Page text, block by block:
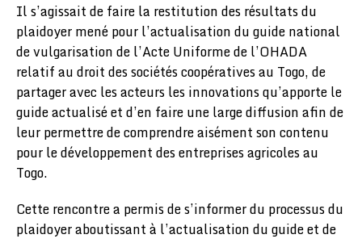
Il s’agissait de faire la restitution des résultats du
plaidoyer mené pour l’actualisation du guide national
de vulgarisation de l’Acte Uniforme de l’OHADA
relatif au droit des sociétés coopératives au Togo, de
partager avec les acteurs les innovations qu’apporte le
guide actualisé et d’en faire une large diffusion afin de
leur permettre de comprendre aisément son contenu
pour le développement des entreprises agricoles au
Togo.
Cette rencontre a permis de s’informer du processus du
plaidoyer aboutissant à l’actualisation du guide et de